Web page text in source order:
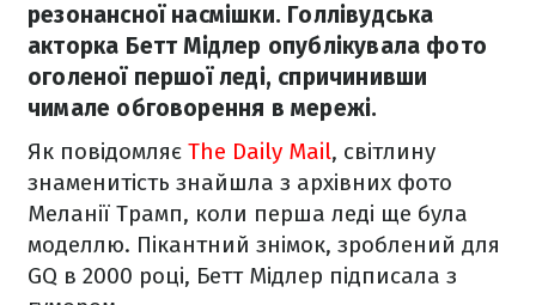
резонансної насмішки. Голлівудська
акторка Бетт Мідлер опублікувала фото
оголеної першої леді, спричинивши
чимале обговорення в мережі.
Як повідомляє The Daily Mail, світлину
знаменитість знайшла з архівних фото
Меланії Трамп, коли перша леді ще була
моделлю. Пікантний знімок, зроблений для
GQ в 2000 році, Бетт Мідлер підписала з